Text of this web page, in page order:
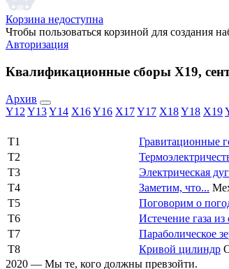
Корзина недоступна
Чтобы пользоваться корзиной для создания
Авторизация
Квалификационные сборы X19,
Архив
Y12 Y13Y14 X16Y16 X17Y17 X18Y18 X19
T1
Гравитационные
T2
T3
Электрическая
T4
Заметим, что...
T5
Поговорим о
T6
Истечение газа из
T7
Параболическое
T8
Кривой цилиндр
2020 — Мы те, кого должны превзойти.